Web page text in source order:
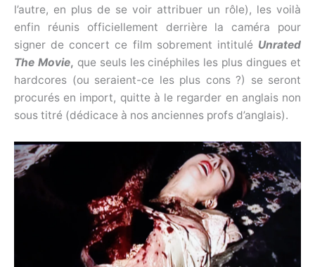
l’autre, en plus de se voir attribuer un rôle), les voilà
enfin réunis officiellement derrière la caméra pour
signer de concert ce film sobrement intitulé Unrated
The Movie, que seuls les cinéphiles les plus dingues et
hardcores (ou seraient-ce les plus cons ?) se seront
procurés en import, quitte à le regarder en anglais non
sous titré (dédicace à nos anciennes profs d’anglais).